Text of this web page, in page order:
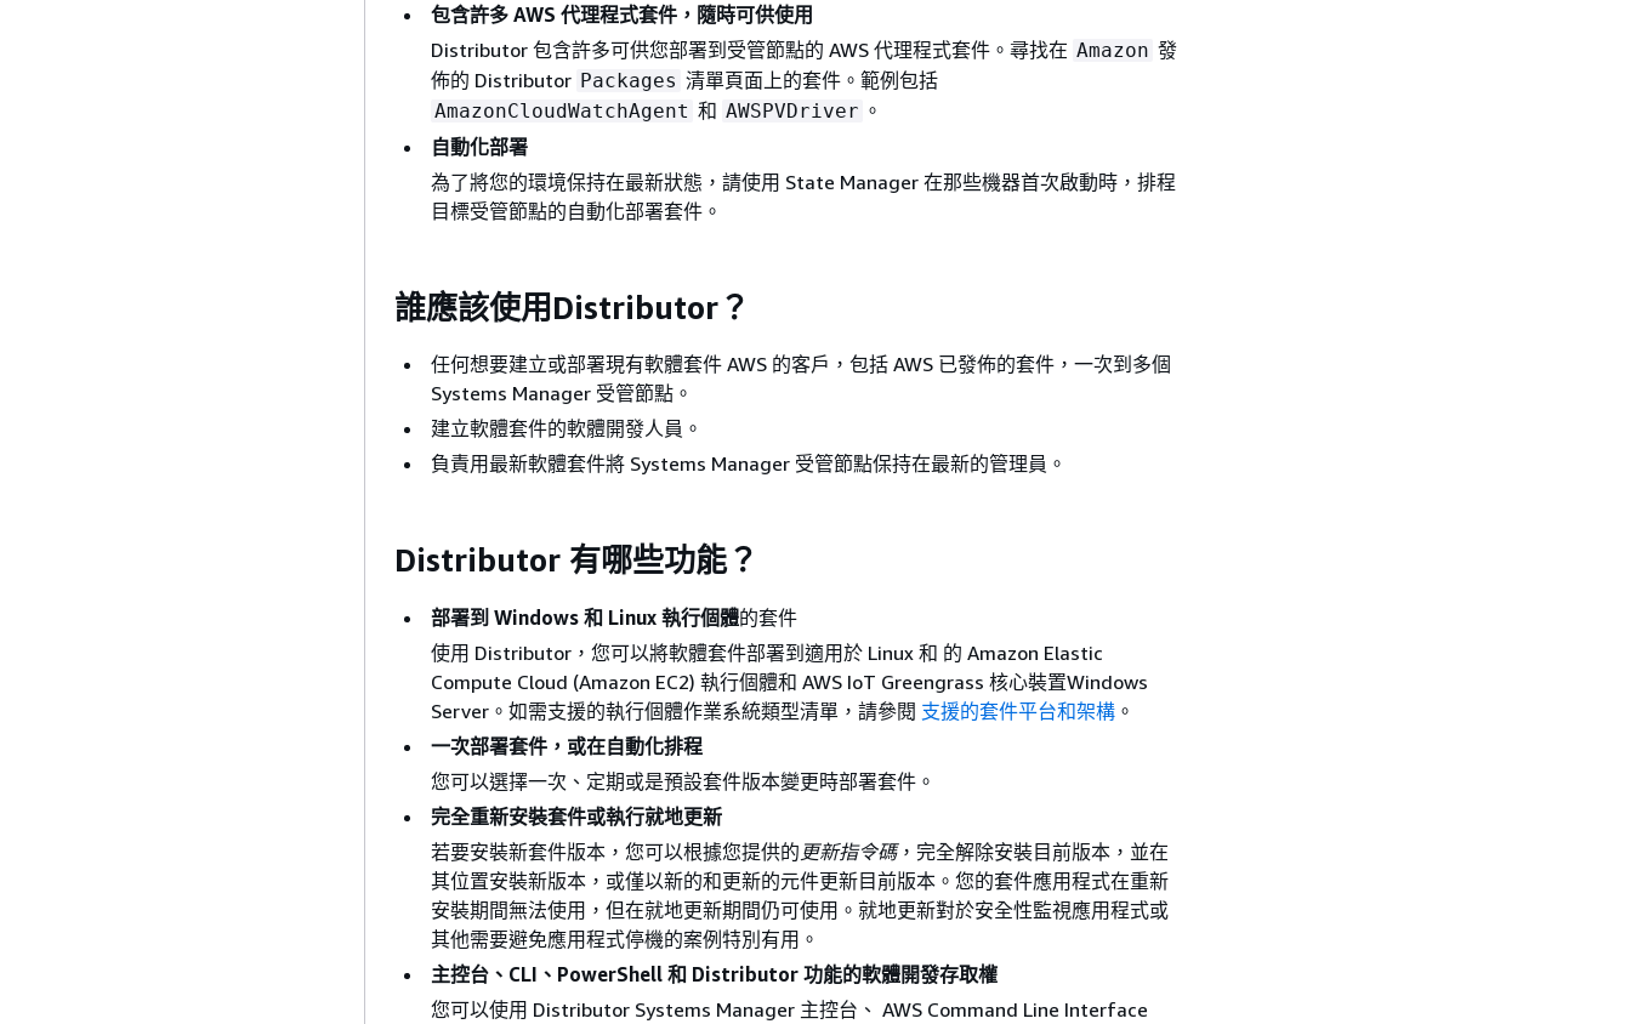
包含許多 AWS 代理程式套件，隨時可供使用
Distributor 包含許多可供您部署到受管節點的 AWS 代理程式套件。尋找在 Amazon 發
佈的 Distributor Packages 清單頁面上的套件。範例包括
AmazonCloudWatchAgent 和 AWSPVDriver 。
自動化部署
為了將您的環境保持在最新狀態，請使用 State Manager 在那些機器首次啟動時，排程
目標受管節點的自動化部署套件。
誰應該使用Distributor？
任何想要建立或部署現有軟體套件 AWS 的客戶，包括 AWS 已發佈的套件，一次到多個
Systems Manager 受管節點。
建立軟體套件的軟體開發人員。
負責用最新軟體套件將 Systems Manager 受管節點保持在最新的管理員。
Distributor 有哪些功能？
部署到 Windows 和 Linux 執行個體的套件
使用 Distributor，您可以將軟體套件部署到適用於 Linux 和 的 Amazon Elastic
Compute Cloud (Amazon EC2) 執行個體和 AWS IoT Greengrass 核心裝置Windows
Server。如需支援的執行個體作業系統類型清單，請參閱 支援的套件平台和架構 。
一次部署套件，或在自動化排程
您可以選擇一次、定期或是預設套件版本變更時部署套件。
完全重新安裝套件或執行就地更新
若要安裝新套件版本，您可以根據您提供的 更新指令碼，完全解除安裝目前版本，並在
其位置安裝新版本，或僅以新的和更新的元件更新目前版本。您的套件應用程式在重新
安裝期間無法使用，但在就地更新期間仍可使用。就地更新對於安全性監視應用程式或
其他需要避免應用程式停機的案例特別有用。
主控台、CLI、PowerShell 和 Distributor 功能的軟體開發存取權
您可以使用 Distributor Systems Manager 主控台、 AWS Command Line Interface